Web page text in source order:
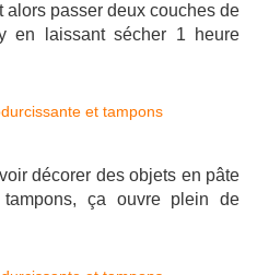
alors passer deux couches de
en laissant sécher 1 heure
décorer des objets en pâte
tampons, ça ouvre plein de